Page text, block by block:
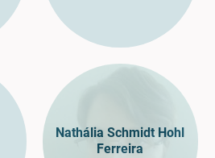
Nathália Schmidt Hohl
Ferreira